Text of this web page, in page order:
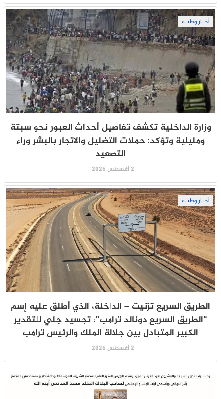
أخبار وطنية
وزارة الداخلية تكشف تفاصيل أحداث العبور نحو سبتة
ومليلية وتؤكد: حملات التضليل والاتجار بالبشر وراء
التصعيد
2 أغسطس 2026
أخبار وطنية
الطريق السريع تزنيت – الداخلة، الذي أطلق عليه إسم
“الطريق السريع دونالد ترامب”، تجسيد جلي للتقدير
الكبير المتبادل بين جلالة الملك والرئيس ترامب
2 أغسطس 2026